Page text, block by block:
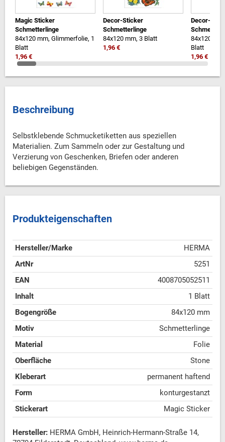
Magic Sticker
Schmetterlinge
84x120 mm, Glimmerfolie, 1
Blatt
1,96 €
Decor-Sticker
Schmetterlinge
84x120 mm, 3 Blatt
1,96 €
Decor-
84x120
Blatt
1,96 €
Beschreibung
Selbstklebende Schmucketiketten aus speziellen
Materialien. Zum Sammeln oder zur Gestaltung und
Verzierung von Geschenken, Briefen oder anderen
beliebigen Gegenständen.
Produkteigenschaften
Hersteller/Marke
HERMA
ArtNr
5251
EAN
4008705052511
Inhalt
1 Blatt
Bogengröße
84x120 mm
Motiv
Schmetterlinge
Material
Folie
Oberfläche
Stone
Kleberart
permanent haftend
Form
konturgestanzt
Stickerart
Magic Sticker
Hersteller: HERMA GmbH, Heinrich-Hermann-Straße 14,